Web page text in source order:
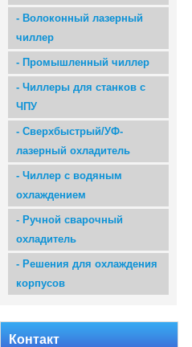
- Волоконный лазерный
чиллер
- Промышленный чиллер
- Чиллеры для станков с
ЧПУ
- Сверхбыстрый/УФ-
лазерный охладитель
- Чиллер с водяным
охлаждением
- Ручной сварочный
охладитель
- Решения для охлаждения
корпусов
Контакт